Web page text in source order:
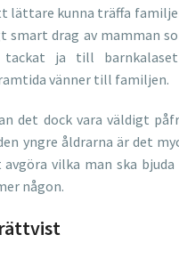
lättare kunna träffa
drag av mamman
tackat ja till
vänner till familjen.
det dock vara väldigt
yngre åldrarna är det
avgöra vilka man ska
någon.